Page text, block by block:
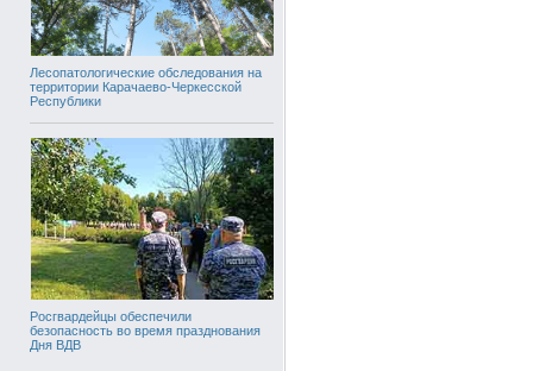
Лесопатологические обследования на
территории Карачаево-Черкесской
Республики
Росгвардейцы обеспечили
безопасность во время празднования
Дня ВДВ